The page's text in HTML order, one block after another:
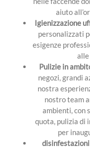
aiuto
Igienizzazione
personalizzati
esigenze
Pulizie in
negozi, grandi
nostra
nostro team
ambienti, con
quota, pulizia di
per